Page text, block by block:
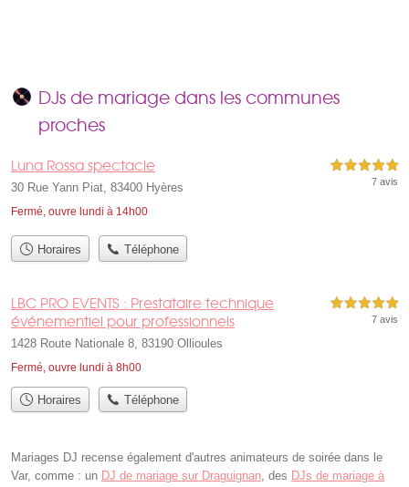
DJs de mariage dans les communes
proches
Luna Rossa spectacle
30 Rue Yann Piat, 83400 Hyères
Fermé, ouvre lundi à 14h00
5,0 étoiles sur 5
7 avis
Horaires Téléphone
LBC PRO EVENTS : Prestataire technique
événementiel pour professionnels
1428 Route Nationale 8, 83190 Ollioules
Fermé, ouvre lundi à 8h00
5,0 étoiles sur 5
7 avis
Horaires Téléphone
Mariages DJ recense également d'autres animateurs de soirée dans le
Var, comme : un DJ de mariage sur Draguignan, des DJs de mariage à